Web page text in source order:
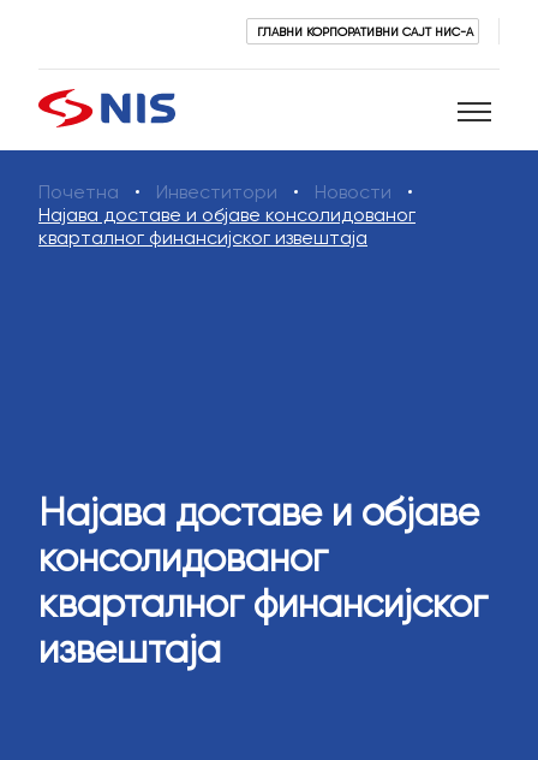
ГЛАВНИ КОРПОРАТИВНИ САЈТ НИС-А
Претражи
Почетна Инвеститори
Новости
Најава доставе и објаве консолидованог
кварталног финансијског извештаја
Најава доставе и објаве
консолидованог
кварталног финансијског
извештаја